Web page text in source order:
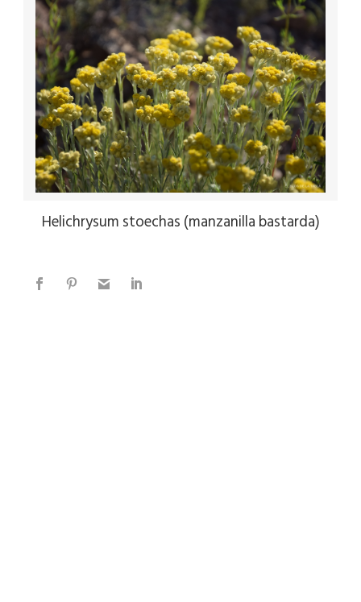
Helichrysum stoechas (manzanilla bastarda)